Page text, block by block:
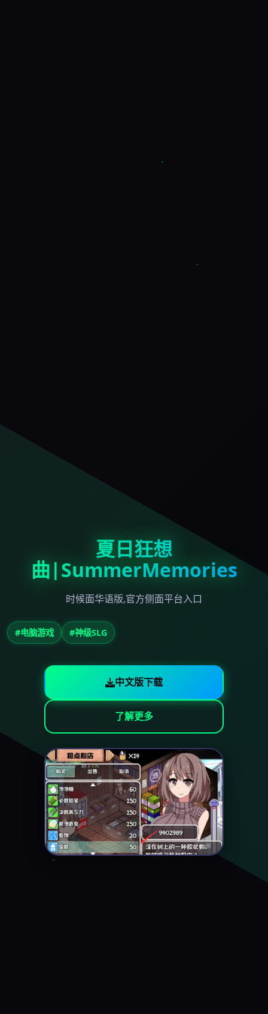
夏日狂想
曲|SummerMemories
时候面华语版,官方侧面平台入口
#电脑游戏 #神级SLG
中文版下载
了解更多